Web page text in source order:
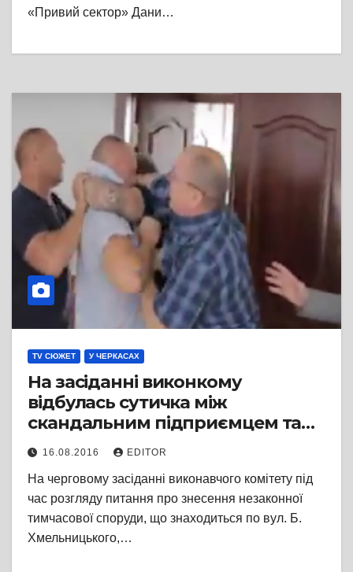
«Привий сектор» Дани…
TV СЮЖЕТ У ЧЕРКАСАХ
На засіданні виконкому
відбулась сутичка між
скандальним підприємцем та
«азовцем»
16.08.2016 EDITOR
На черговому засіданні виконавчого комітету під
час розгляду питання про знесення незаконної
тимчасової споруди, що знаходиться по вул. Б.
Хмельницького,…